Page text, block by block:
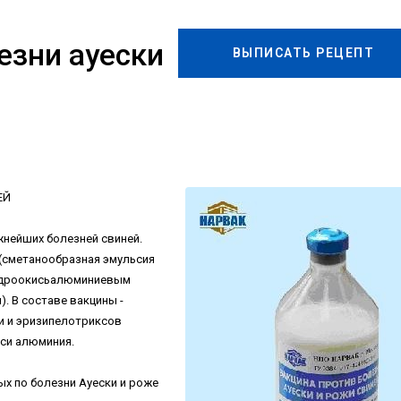
ВЫПИСАТЬ РЕЦЕПТ
ауески
болезней свиней.
эмульсия
В составе вакцины -
и эризипелотриксов
алюминия.
по болезни Ауески и роже